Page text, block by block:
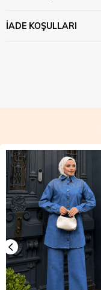
İADE KOŞULLARI